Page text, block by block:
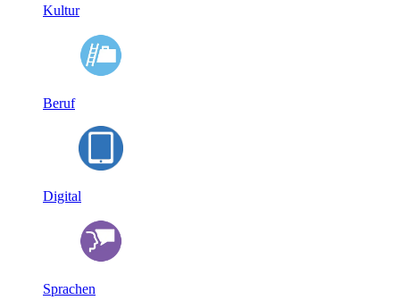
Kultur
Beruf
Digital
Sprachen